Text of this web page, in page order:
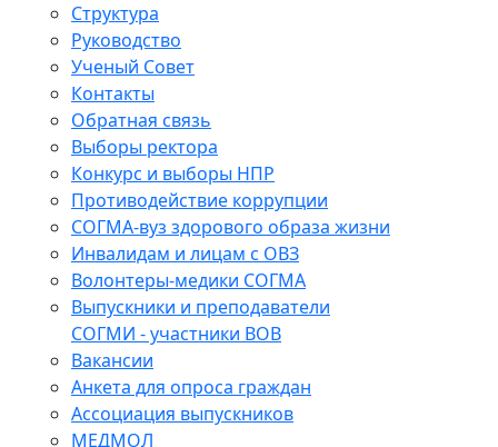
Структура
Руководство
Ученый Совет
Контакты
Обратная связь
Выборы ректора
Конкурс и выборы НПР
Противодействие коррупции
СОГМА-вуз здорового образа жизни
Инвалидам и лицам с ОВЗ
Волонтеры-медики СОГМА
Выпускники и преподаватели
СОГМИ - участники ВОВ
Вакансии
Анкета для опроса граждан
Ассоциация выпускников
МЕДМОЛ